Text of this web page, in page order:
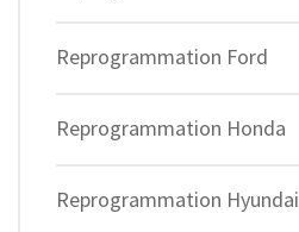
Reprogrammation Ford
Reprogrammation Honda
Reprogrammation Hyundai